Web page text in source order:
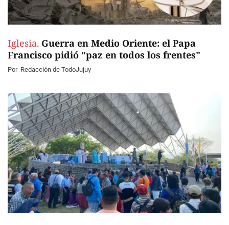
Iglesia. Guerra en Medio Oriente: el Papa
Francisco pidió "paz en todos los frentes"
Por Redacción de TodoJujuy